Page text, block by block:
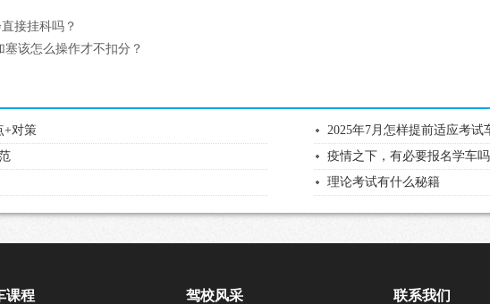
接挂科吗？
塞该怎么操作才不扣分？
+对策
2025年7月怎样提前适应考试
疫情之下，有必要报名学车
理论考试有什么秘籍
课程 驾校风采 联系我们